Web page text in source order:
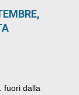
fuori dalla